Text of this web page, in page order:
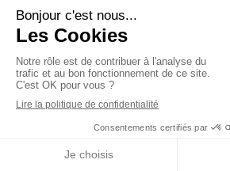
Ce qui se mesure
en séance
Un chef d'entreprise dans la
est arrivé en accompagnement
syndrome de l'imposteur marqué. Il
vendre, un manque de confiance,
prospection. Aujourd'hui, il